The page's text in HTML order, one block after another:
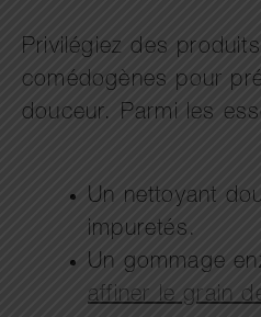
Privilégiez des
comédogènes pour
douceur. Parmi les
Un nettoyant
impuretés.
Un gommage
affiner le grain